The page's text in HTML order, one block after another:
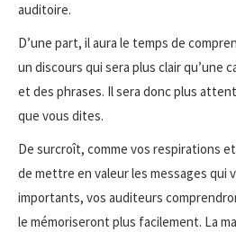
auditoire.
D’une part, il aura le temps de
un discours qui sera plus clair qu’une
et des phrases. Il sera donc plus
que vous dites.
De surcroît, comme vos respirations
de mettre en valeur les messages qui
importants, vos auditeurs
le mémoriseront plus facilement. La